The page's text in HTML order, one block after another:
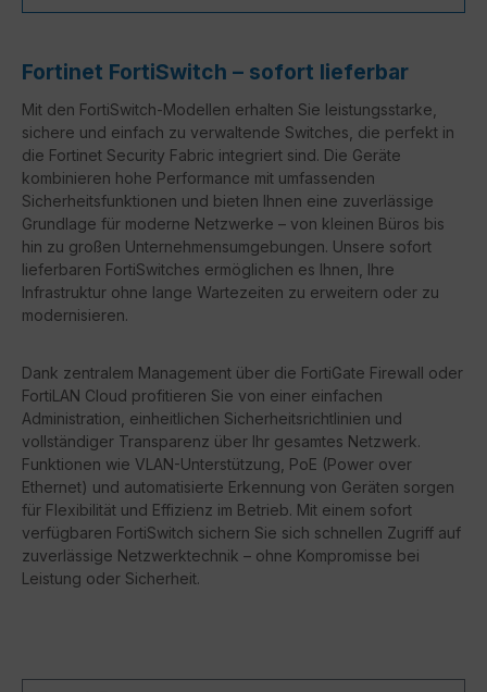
Fortinet FortiSwitch – sofort lieferbar
Mit den FortiSwitch-Modellen erhalten Sie leistungsstarke,
sichere und einfach zu verwaltende Switches, die perfekt in
die Fortinet Security Fabric integriert sind. Die Geräte
kombinieren hohe Performance mit umfassenden
Sicherheitsfunktionen und bieten Ihnen eine zuverlässige
Grundlage für moderne Netzwerke – von kleinen Büros bis
hin zu großen Unternehmensumgebungen. Unsere sofort
lieferbaren FortiSwitches ermöglichen es Ihnen, Ihre
Infrastruktur ohne lange Wartezeiten zu erweitern oder zu
modernisieren.
Dank zentralem Management über die FortiGate Firewall oder
FortiLAN Cloud profitieren Sie von einer einfachen
Administration, einheitlichen Sicherheitsrichtlinien und
vollständiger Transparenz über Ihr gesamtes Netzwerk.
Funktionen wie VLAN-Unterstützung, PoE (Power over
Ethernet) und automatisierte Erkennung von Geräten sorgen
für Flexibilität und Effizienz im Betrieb. Mit einem sofort
verfügbaren FortiSwitch sichern Sie sich schnellen Zugriff auf
zuverlässige Netzwerktechnik – ohne Kompromisse bei
Leistung oder Sicherheit.